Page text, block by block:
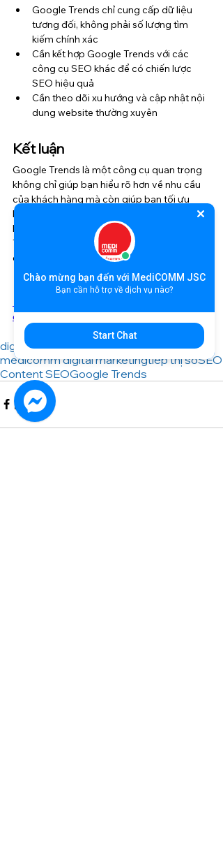
Google Trends chỉ cung cấp dữ liệu
tương đối, không phải số lượng tìm
kiếm chính xác
Cần kết hợp Google Trends với các
công cụ SEO khác để có chiến lược
SEO hiệu quả
Cần theo dõi xu hướng và cập nhật nội
dung website thường xuyên
Kết luận
Google Trends là một công cụ quan trọng
không chỉ giúp bạn hiểu rõ hơn về nhu cầu
của khách hàng mà còn giúp bạn tối ưu
hóa chiến lược SEO của mình một cách
hiệu quả. Hãy bắt đầu sử dụng Google
Trends ngay hôm nay để nắm bắt cơ hội và
cải thiện hiệu suất SEO của bạn!
>> Xem thêm:
chuẩn SEO
digital marketing
medicomm digital marketingtiếp thị sốSEO
Content SEOGoogle Trends
Chào mừng bạn đến với MediCOMM JSC
Bạn cần hỗ trợ về dịch vụ nào?
Start Chat